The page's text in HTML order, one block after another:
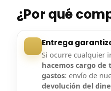
¿Por qué
Entrega
Si ocurre cualquier
hacemos cargo de
gastos: envío de
devolución del